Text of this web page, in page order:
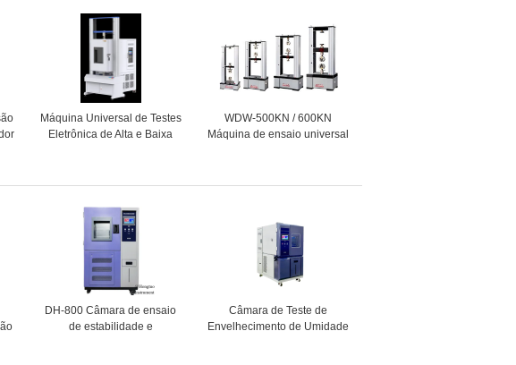
Máquina Universal de Testes
Eletrônica de Alta e Baixa
de Temperatura
WDW-500KN / 600KN
Máquina de ensaio universal
DH-800 Câmara de ensaio
de estabilidade e
Câmara de Teste de
Envelhecimento de Umidade